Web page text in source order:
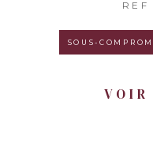
SOUS-